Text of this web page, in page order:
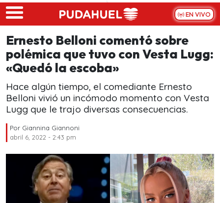
Skip to main content
EN VIVO
Ernesto Belloni comentó sobre
polémica que tuvo con Vesta Lugg:
«Quedó la escoba»
Hace algún tiempo, el comediante Ernesto
Belloni vivió un incómodo momento con Vesta
Lugg que le trajo diversas consecuencias.
Por Giannina Giannoni
abril 6, 2022 - 2:43 pm